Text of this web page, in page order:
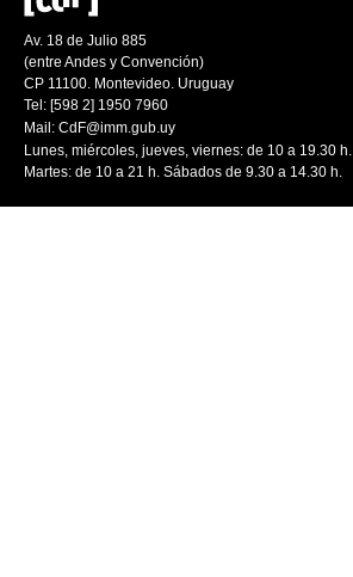
Av. 18 de Julio 885
(entre Andes y Convención)
CP 11100. Montevideo. Uruguay
Tel: [598 2] 1950 7960
Mail: CdF@imm.gub.uy
Lunes, miércoles, jueves, viernes: de 10 a 19.30 h.
Martes: de 10 a 21 h. Sábados de 9.30 a 14.30 h.